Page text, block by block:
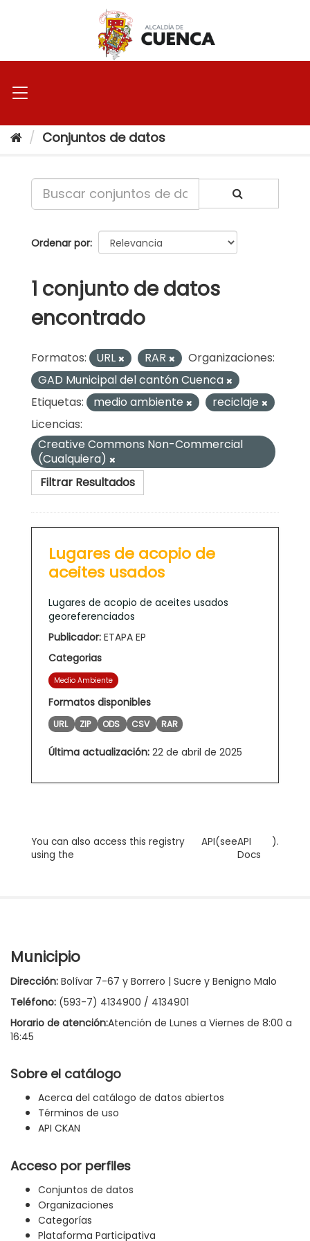
Conjuntos de datos
Ordenar por
1 conjunto de datos
encontrado
Formatos: URL RAR
Organizaciones:
GAD Municipal del cantón Cuenca
Etiquetas:
medio ambiente
reciclaje
Licencias:
Creative Commons Non-Commercial
(Cualquiera)
Filtrar Resultados
Lugares de acopio de
aceites usados
Lugares de acopio de aceites usados
georeferenciados
Publicador: ETAPA EP
Categorias
Medio Ambiente
Formatos disponibles
URL ZIP ODS CSV RAR
Última actualización: 22 de abril de 2025
You can also access this registry
using the
API(seeAPI
Docs
).
Municipio
Dirección: Bolívar 7-67 y Borrero | Sucre y Benigno Malo
Teléfono: (593-7) 4134900 / 4134901
Horario de atención:Atención de Lunes a Viernes de 8:00 a
16:45
Sobre el catálogo
Acerca del catálogo de datos abiertos
Términos de uso
API CKAN
Acceso por perfiles
Conjuntos de datos
Organizaciones
Categorías
Plataforma Participativa